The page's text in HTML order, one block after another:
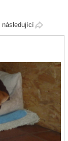
následující